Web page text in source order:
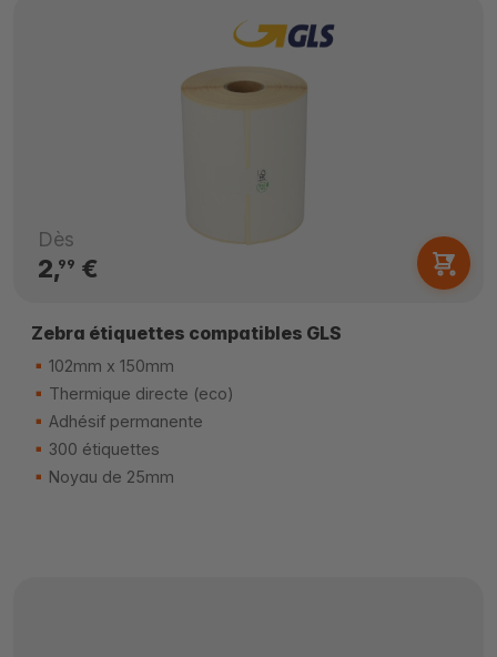
Dès
2,99 €
Zebra étiquettes compatibles GLS
102mm x 150mm
Thermique directe (eco)
Adhésif permanente
300 étiquettes
Noyau de 25mm